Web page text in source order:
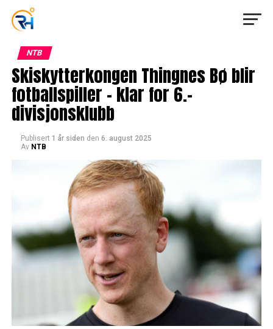
NTB
Skiskytterkongen Thingnes Bø blir
fotballspiller – klar for 6.-
divisjonsklubb
Publisert 1 år siden den 6. august 2025
Av NTB